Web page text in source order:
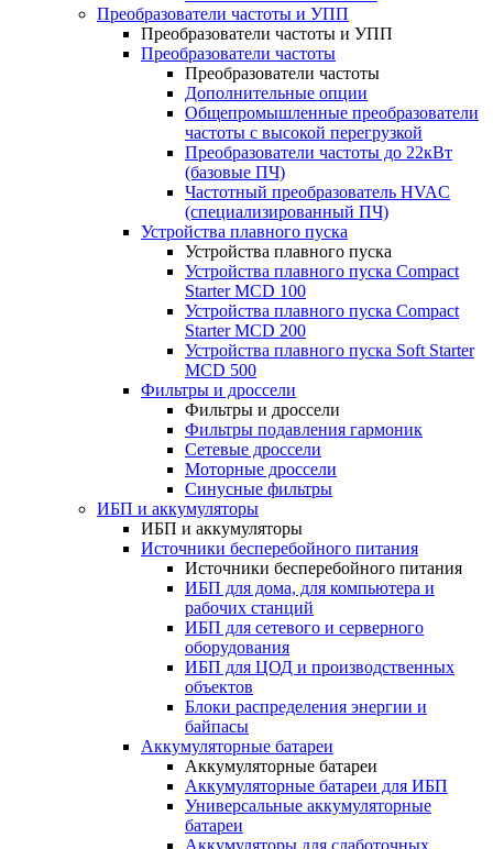
Преобразователи частоты и УПП
Преобразователи частоты и УПП
Преобразователи частоты
Преобразователи частоты
Дополнительные опции
Общепромышленные преобразователи
частоты с высокой перегрузкой
Преобразователи частоты до 22кВт
(базовые ПЧ)
Частотный преобразователь HVAC
(специализированный ПЧ)
Устройства плавного пуска
Устройства плавного пуска
Устройства плавного пуска Compact
Starter MCD 100
Устройства плавного пуска Compact
Starter MCD 200
Устройства плавного пуска Soft Starter
MCD 500
Фильтры и дроссели
Фильтры и дроссели
Фильтры подавления гармоник
Сетевые дроссели
Моторные дроссели
Синусные фильтры
ИБП и аккумуляторы
ИБП и аккумуляторы
Источники бесперебойного питания
Источники бесперебойного питания
ИБП для дома, для компьютера и
рабочих станций
ИБП для сетевого и серверного
оборудования
ИБП для ЦОД и производственных
объектов
Блоки распределения энергии и
байпасы
Аккумуляторные батареи
Аккумуляторные батареи
Аккумуляторные батареи для ИБП
Универсальные аккумуляторные
батареи
Аккумуляторы для слаботочных